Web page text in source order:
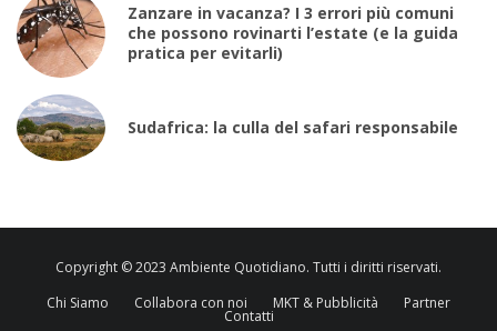
Zanzare in vacanza? I 3 errori più comuni
che possono rovinarti l’estate (e la guida
pratica per evitarli)
Sudafrica: la culla del safari responsabile
Copyright © 2023 Ambiente Quotidiano. Tutti i diritti riservati.
Chi Siamo
Collabora con noi MKT & Pubblicità Partner
Contatti